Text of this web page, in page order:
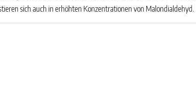
sich auch in erhöhten Konzentrationen von Malondialdehyd.